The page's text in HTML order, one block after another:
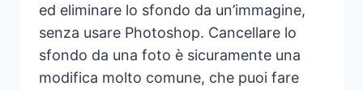
ed eliminare lo sfondo da un’immagine,
senza usare Photoshop. Cancellare lo
sfondo da una foto è sicuramente una
modifica molto comune, che puoi fare